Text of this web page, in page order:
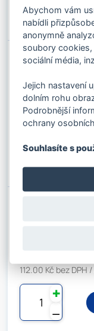
⚊
Stav
116.16 Kč s DPH /
96.00 Kč bez DPH /
⚊
✚
112.00 Kč bez DPH /
⚊
✚
Abychom vám
nabídli
anonymně
soubory
sociální média,
Jejich nastavení
dolním rohu
Podrobnější
ochrany
Souhlasíte s